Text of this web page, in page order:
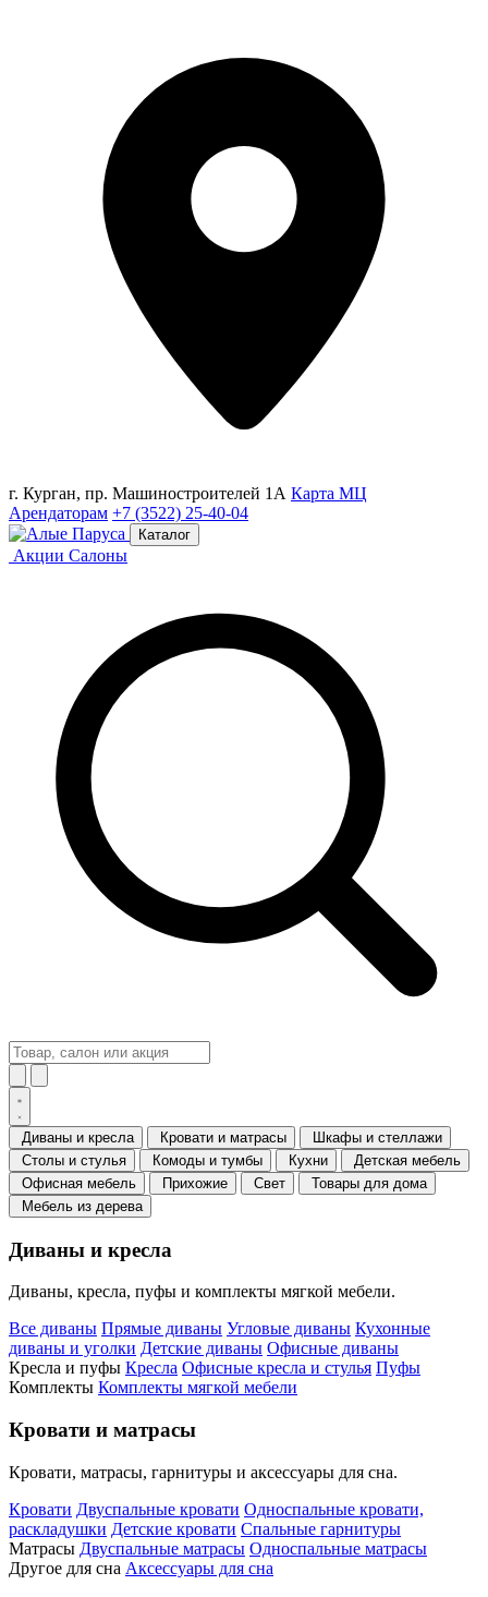
г. Курган, пр. Машиностроителей 1А Карта МЦ
Арендаторам +7 (3522) 25-40-04
Каталог
Акции Салоны
Диваны и кресла Кровати и матрасы
Шкафы и стеллажи
Столы и стулья
Комоды и тумбы Кухни
Детская мебель
Офисная мебель
Прихожие Свет
Товары для дома
Мебель из дерева
Диваны и кресла
Диваны, кресла, пуфы и комплекты мягкой мебели.
Все диваны Прямые диваны Угловые диваны Кухонные
диваны и уголки Детские диваны Офисные диваны
Кресла и пуфы Кресла Офисные кресла и стулья Пуфы
Комплекты Комплекты мягкой мебели
Кровати и матрасы
Кровати, матрасы, гарнитуры и аксессуары для сна.
Кровати Двуспальные кровати Односпальные кровати,
раскладушки Детские кровати Спальные гарнитуры
Матрасы Двуспальные матрасы Односпальные матрасы
Другое для сна Аксессуары для сна